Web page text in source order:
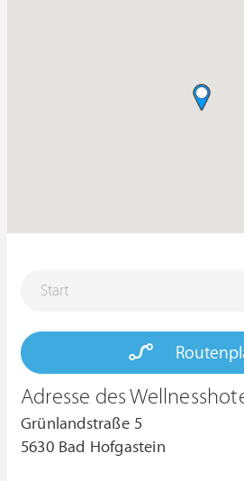
Adresse des
Grünlandstraße 5
5630 Bad Hofgastein